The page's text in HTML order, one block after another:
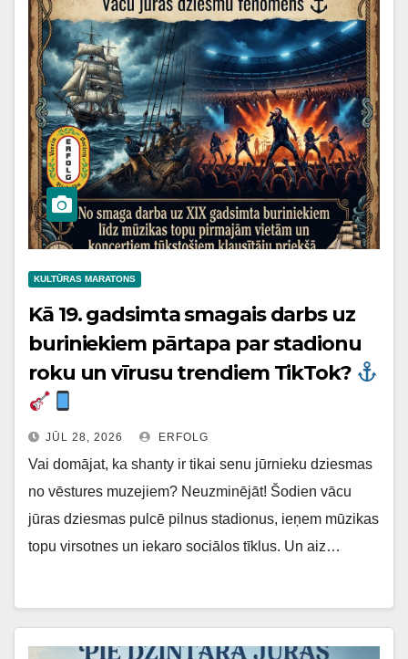
KULTŪRAS MARATONS
Kā 19. gadsimta smagais darbs uz
buriniekiem pārtapa par stadionu
roku un vīrusu trendiem TikTok?
JŪL 28, 2026 ERFOLG
Vai domājat, ka shanty ir tikai senu jūrnieku dziesmas
no vēstures muzejiem? Neuzminējāt! Šodien vācu
jūras dziesmas pulcē pilnus stadionus, ieņem mūzikas
topu virsotnes un iekaro sociālos tīklus. Un aiz…